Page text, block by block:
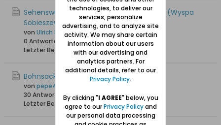
Sehenswürdigkeiten der Bohnsacker Insel (Wyspa
Sobieszewska)
von Ulrich 31
0 Antworten
6.439 Hits0 Likes
Letzter Beitrag
22.04.2023, 12:25
Bohnsack heute
von pepe46
30 Antworten60.793 Hits0 Likes
Letzter Beitrag03.03.2023, 13:18
technologies, to deliver our
services, personalize
advertising, and to analyze site
activity. We may share certain
information about our users
with our advertising and
analytics partners. For
additional details, refer to our
Privacy Policy.
By clicking "I AGREE" below, you
agree to ourPrivacy Policyand
our personal data processing